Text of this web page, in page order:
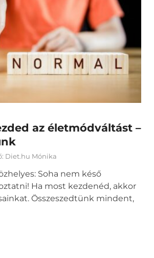
az életmódváltást –
Diet.hu Mónika
Soha nem késő
Ha most kezdenéd, akkor
Összeszedtünk mindent,